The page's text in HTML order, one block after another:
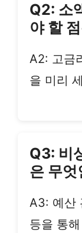
Q2: 소
야 할
A2: 고금
을 미리
Q3: 비
은 무엇
A3: 예산
등을 통